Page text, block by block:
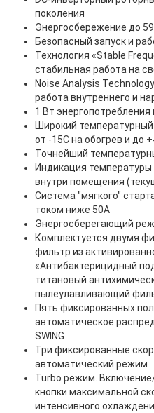
поколения
Энергосбережение до
Безопасный запуск и
Технология «Stable
стабильная работа на
Noise Analysis
работа внутреннего и
1 Вт
Широкий
от -15С на обогрев и до
Точнейший
Индикация температуры
внутри помещения
Система "мягкого"
током ниже 50А
Энергосберегающий
Комплектуется двумя
фильтр из
«Антибактерицидный
титановый
пылеулавливающий
Пять фиксированных
автоматическое
SWING
Три фиксированные
автоматический режим
Turbo режим.
кнопки максимальной
интенсивного